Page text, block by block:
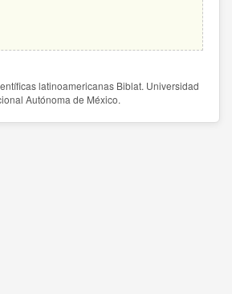
latinoamericanas Biblat. Universidad
Autónoma de México.